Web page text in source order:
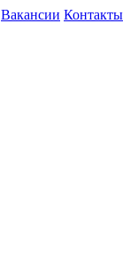
Вакансии Контакты